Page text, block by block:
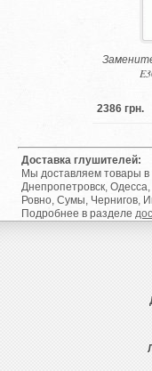
2386 грн.
Доставка глушителей:
Мы доставляем товары в
Днепропетровск,
Ровно, Сумы, Чернигов,
Подробнее в разделе